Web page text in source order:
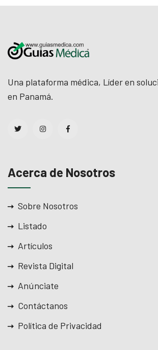
Una plataforma médica, Líder en
en Panamá.
Acerca de Nosotros
Sobre Nosotros
Listado
Artículos
Revista Digital
Anúnciate
Contáctanos
Política de Privacidad